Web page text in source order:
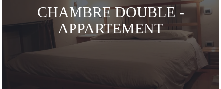
CHAMBRE DOUBLE -
APPARTEMENT